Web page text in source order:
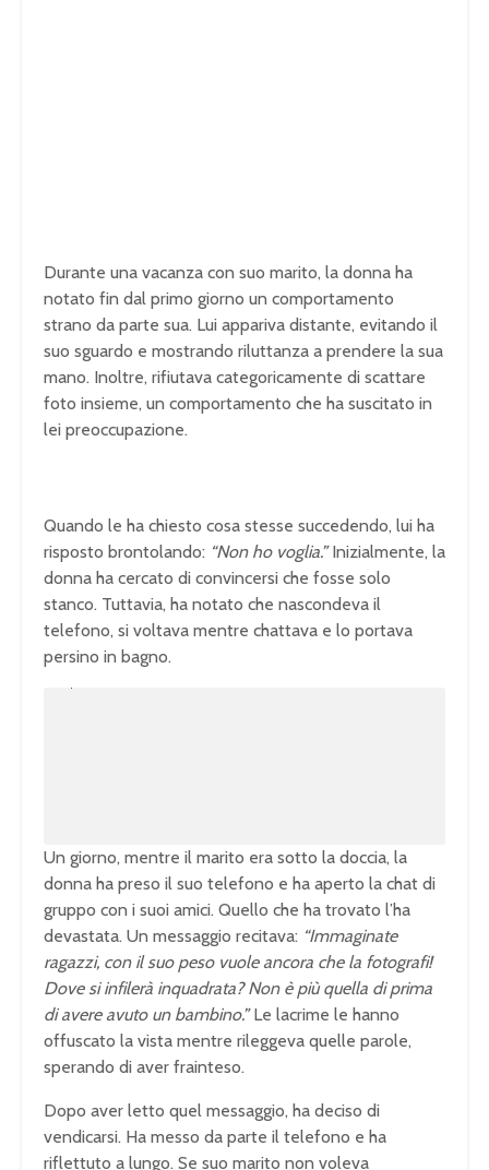
Durante una vacanza con suo marito, la donna ha
notato fin dal primo giorno un comportamento
strano da parte sua. Lui appariva distante, evitando il
suo sguardo e mostrando riluttanza a prendere la sua
mano. Inoltre, rifiutava categoricamente di scattare
foto insieme, un comportamento che ha suscitato in
lei preoccupazione.
Quando le ha chiesto cosa stesse succedendo, lui ha
risposto brontolando: “Non ho voglia.”Inizialmente, la
donna ha cercato di convincersi che fosse solo
stanco. Tuttavia, ha notato che nascondeva il
telefono, si voltava mentre chattava e lo portava
persino in bagno.
Un giorno, mentre il marito era sotto la doccia, la
donna ha preso il suo telefono e ha aperto la chat di
gruppo con i suoi amici. Quello che ha trovato l’ha
devastata. Un messaggio recitava: “Immaginate
ragazzi, con il suo peso vuole ancora che la fotografi!
Dove si infilerà inquadrata? Non è più quella di prima
di avere avuto un bambino.”Le lacrime le hanno
offuscato la vista mentre rileggeva quelle parole,
sperando di aver frainteso.
Dopo aver letto quel messaggio, ha deciso di
vendicarsi. Ha messo da parte il telefono e ha
riflettuto a lungo. Se suo marito non voleva